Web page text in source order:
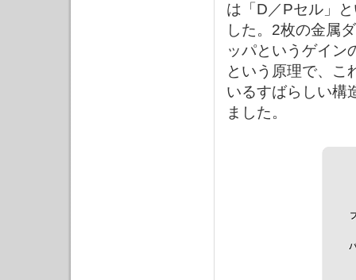
は「D／Pセル」
した。2枚の金属
ッパというゲイン
という原理で、こ
いるすばらしい構
ました。